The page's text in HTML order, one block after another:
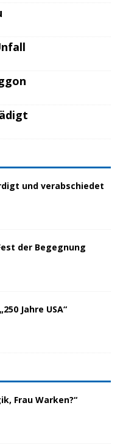
und verabschiedet
der Begegnung
Jahre USA“
Frau Warken?“